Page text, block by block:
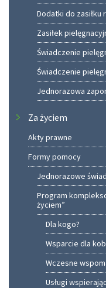
Dodatki do zasiłku
Zasiłek
Świadczenie
Świadczenie
Jednorazowa
Za życiem
Akty prawne
Formy pomocy
Jednorazowe
Program
życiem”
Dla kogo?
Wsparcie dla
Wczesne
Usługi